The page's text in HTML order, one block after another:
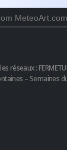
MeteoArt.com
réseaux :
– Semaines